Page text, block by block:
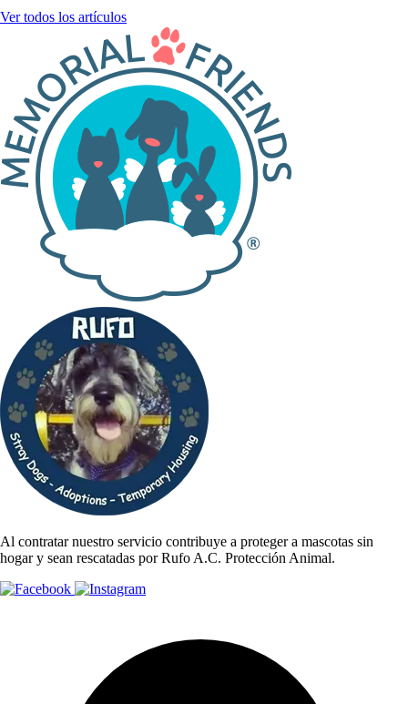
Ver todos los artículos
Al contratar nuestro servicio contribuye a proteger a mascotas sin
hogar y sean rescatadas por Rufo A.C. Protección Animal.